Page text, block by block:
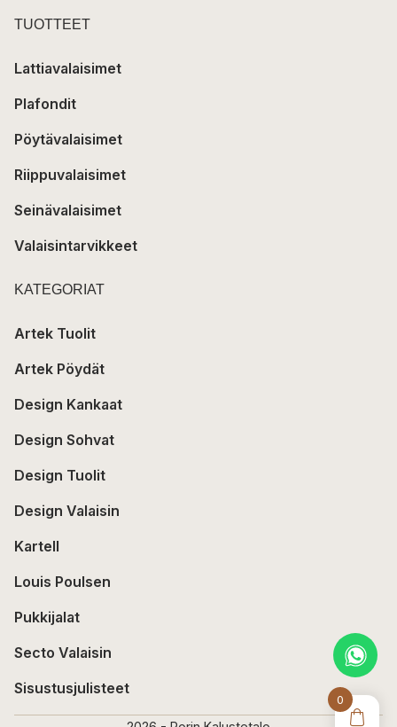
0
TUOTTEET
Lattiavalaisimet
Plafondit
Pöytävalaisimet
Riippuvalaisimet
Seinävalaisimet
Valaisintarvikkeet
KATEGORIAT
Artek Tuolit
Artek Pöydät
Design Kankaat
Design Sohvat
Design Tuolit
Design Valaisin
Kartell
Louis Poulsen
Pukkijalat
Secto Valaisin
Sisustusjulisteet